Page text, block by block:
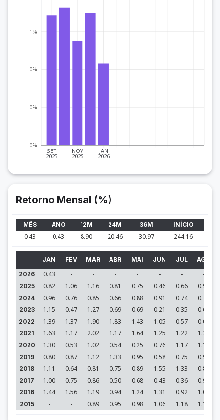
SET
2025
NOV
2025
JAN
2026
0%
0%
0%
1%
Retorno Mensal (%)
MÊS ANO 12M 24M 36M INÍCIO
0.43 0.43 8.90 20.46 30.97 244.16
JAN FEV MAR ABR MAI JUN JUL AGO
2026
0.43 - - - - - - -
2025 0.82 1.06 1.16 0.81 0.75 0.46 0.66 0.55
2024 0.96 0.76 0.85 0.66 0.88 0.91 0.74 0.74
2023 1.15 0.47 1.27 0.69 0.69 0.21 0.35 0.68
2022 1.39 1.37 1.90 1.83 1.43 1.05 0.57 0.00
2021 1.63 1.17 2.02 1.17 1.64 1.25 1.22 1.31
2020 1.30 0.53 1.02 0.54 0.25 0.76 1.17 1.17
2019 0.80 0.87 1.12 1.33 0.95 0.58 0.75 0.57
2018 1.11 0.64 0.81 0.75 0.89 1.55 1.33 0.83
2017 1.00 0.75 0.86 0.50 0.68 0.43 0.36 0.91
2016 1.44 1.56 1.19 0.94 1.24 1.31 0.92 1.09
2015 - - 0.89 0.95 0.98 1.06 1.18 1.11